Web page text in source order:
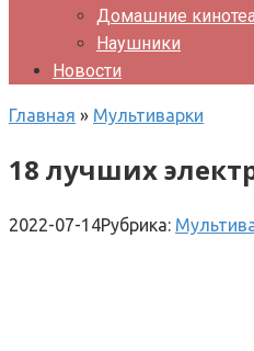
Домашние
Наушники
Новости
Главная » Мультиварки
18 лучших
2022-07-14Рубрика: